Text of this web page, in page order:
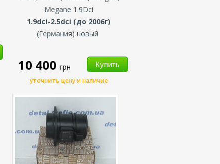
Megane 1.9Dci
1.9dci-2.5dci (до 2006г)
(Германия) новый
10 400 грн
уточнить цену и наличие